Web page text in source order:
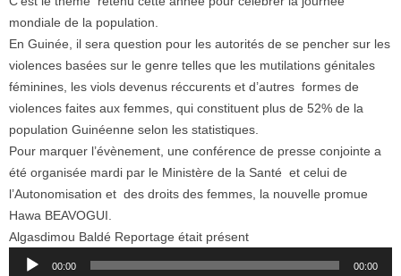
mondiale de la population.
En Guinée, il sera question pour les autorités de se pencher sur les
violences basées sur le genre telles que les mutilations génitales
féminines, les viols devenus réccurents et d’autres formes de
violences faites aux femmes, qui constituent plus de 52% de la
population Guinéenne selon les statistiques.
Pour marquer l’évènement, une conférence de presse conjointe a
été organisée mardi par le Ministère de la Santé et celui de
l’Autonomisation et des droits des femmes, la nouvelle promue
Hawa BEAVOGUI.
Algasdimou Baldé Reportage était présent
Audio
00:00 00:00